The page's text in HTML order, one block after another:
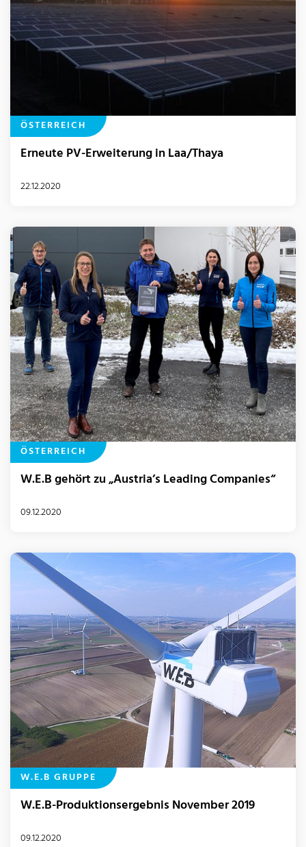
ÖSTERREICH
Erneute PV-Erweiterung in Laa/Thaya
22.12.2020
ÖSTERREICH
W.E.B gehört zu „Austria’s Leading Companies“
09.12.2020
W.E.B GRUPPE
W.E.B-Produktionsergebnis November 2019
09.12.2020